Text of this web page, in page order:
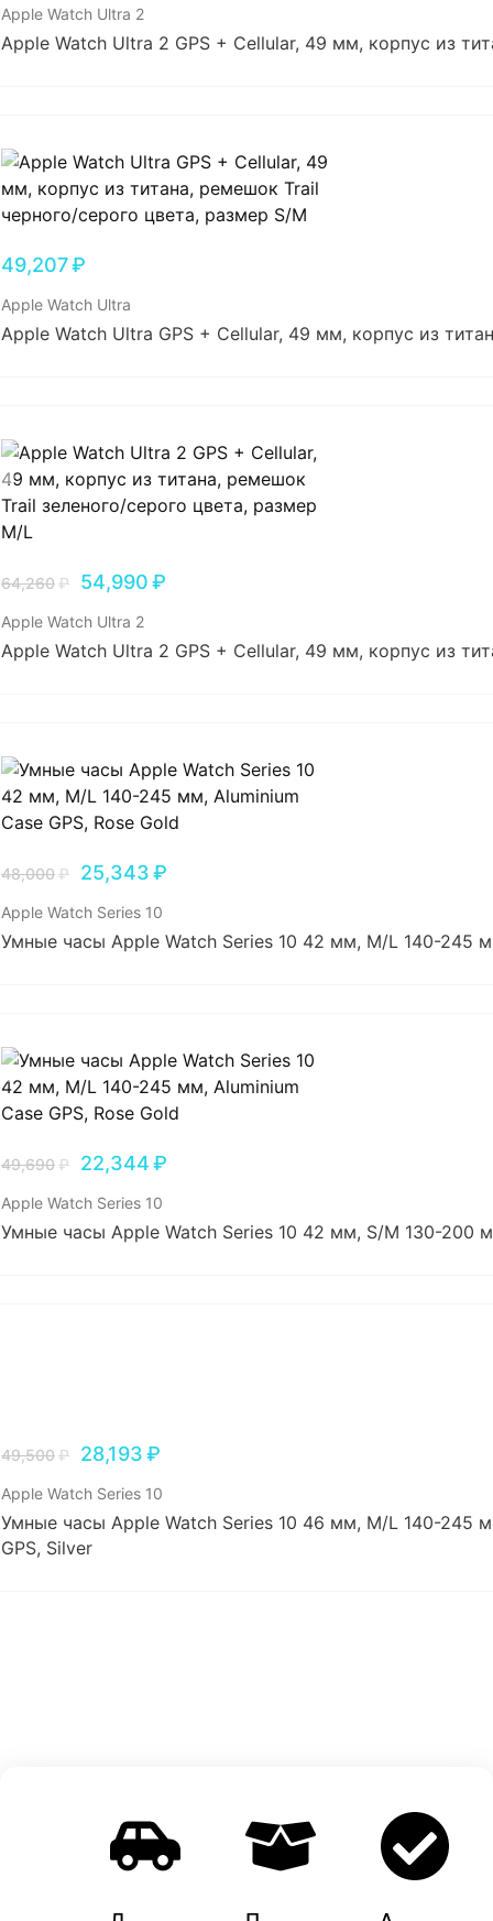
Apple Watch Ultra 2
Apple Watch Ultra 2 GPS + Cellular, 49 мм, корпус из
49,207₽
Apple Watch Ultra
Apple Watch Ultra GPS + Cellular, 49 мм, корпус из
64,260₽ 54,990₽
Apple Watch Ultra 2
Apple Watch Ultra 2 GPS + Cellular, 49 мм, корпус из
48,000₽ 25,343₽
Apple Watch Series 10
Умные часы Apple Watch Series 10 42 мм, M/L 140-245
49,690₽ 22,344₽
Apple Watch Series 10
Умные часы Apple Watch Series 10 42 мм, S/M 130-200
49,500₽ 28,193₽
Apple Watch Series 10
Умные часы Apple Watch Series 10 46 мм, M/L 140-245
GPS, Silver